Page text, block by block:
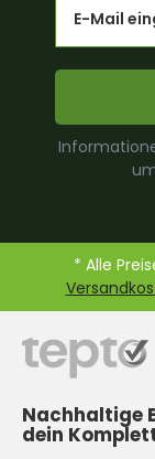
* Alle
Nachhaltige
dein